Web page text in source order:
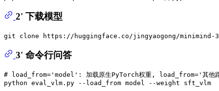
2' 下载模型
git clone
3' 命令行问答
# load_from='model': 加载原生PyTorch权重, load_from='其他
python eval_vlm.py --load_from model --weight sft_vlm